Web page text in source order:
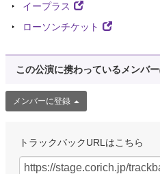
イープラス
ローソンチケット
この公演に携わっているメンバー
メンバーに登録
トラックバックURLはこちら